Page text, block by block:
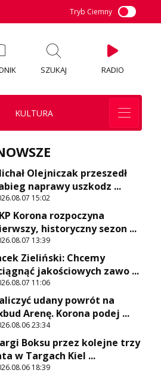
Tryb Ciemny
SZUKAJ RADIO
KULTURA
Olejniczak przeszedł
naprawy uszkodz ...
15:02
Korona rozpoczyna
historyczny sezon ...
13:39
Zieliński: Chcemy
jakościowych zawo ...
11:06
udany powrót na
Arenę. Korona podej ...
23:34
Boksu przez kolejne trzy
w Targach Kiel ...
18:39